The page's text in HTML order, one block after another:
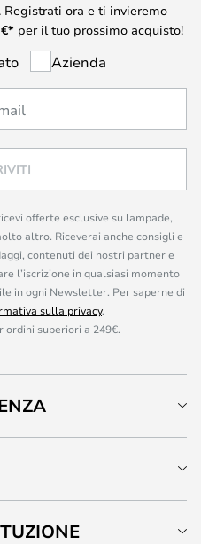
ora e ti invieremo
€* per il tuo prossimo acquisto!
Azienda
offerte esclusive su lampade,
altro. Riceverai anche consigli e
contenuti dei nostri partner e
l’iscrizione in qualsiasi momento
in ogni Newsletter. Per saperne di
sulla privacy.
ordini superiori a 249€.